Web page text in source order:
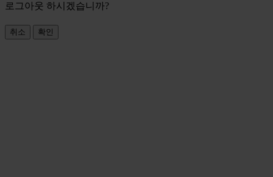
로그아웃 하시겠습니까?
취소 확인